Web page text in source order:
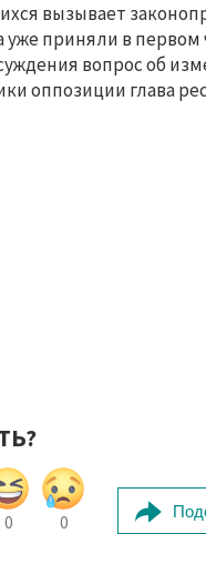
вызывает
приняли в
вопрос об
оппозиции глава
0 0